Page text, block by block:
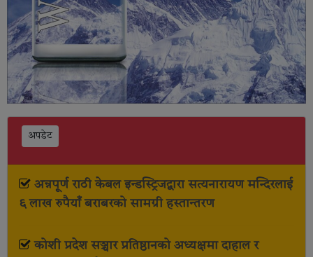
अपडेट
अन्नपूर्ण राठी केबल इन्डस्ट्रिजद्वारा सत्यनारायण मन्दिरलाई
६ लाख रुपैयाँ बराबरको सामग्री हस्तान्तरण
कोशी प्रदेश सञ्चार प्रतिष्ठानको अध्यक्षमा दाहाल र